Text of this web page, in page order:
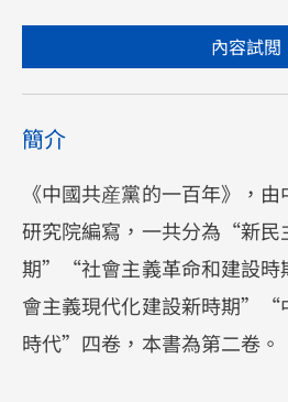
內容試閲
簡介
《中國共産黨的一百年》，
研究院編寫，一共分為“新民
期”“社會主義革命和建設
會主義現代化建設新時期”“
時代”四卷，本書為第二卷。